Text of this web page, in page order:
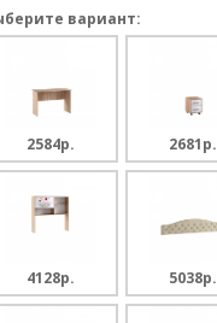
вариант:
2584p. 2681p.
4128p. 5038p.